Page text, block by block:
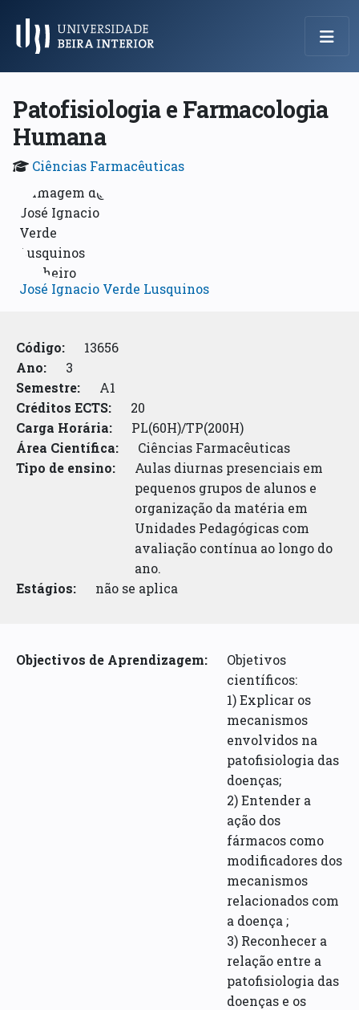
Menu Principal
Patofisiologia e Farmacologia
Humana
Ciências Farmacêuticas
José Ignacio Verde Lusquinos
Código:
13656
Ano:
3
Semestre:
A1
Créditos ECTS:
20
Carga Horária:
PL(60H)/TP(200H)
Área Científica:
Ciências Farmacêuticas
Tipo de ensino:
Aulas diurnas presenciais em
pequenos grupos de alunos e
organização da matéria em
Unidades Pedagógicas com
avaliação contínua ao longo do
ano.
Estágios:
não se aplica
Objectivos de Aprendizagem:
Objetivos
científicos:
1) Explicar os
mecanismos
envolvidos na
patofisiologia das
doenças;
2) Entender a
ação dos
fármacos como
modificadores dos
mecanismos
relacionados com
a doença ;
3) Reconhecer a
relação entre a
patofisiologia das
doenças e os